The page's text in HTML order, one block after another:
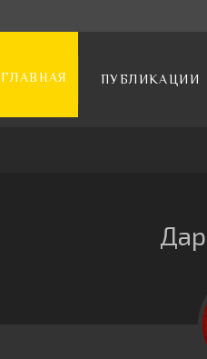
ГЛАВНАЯ ПУБЛИКАЦИИ